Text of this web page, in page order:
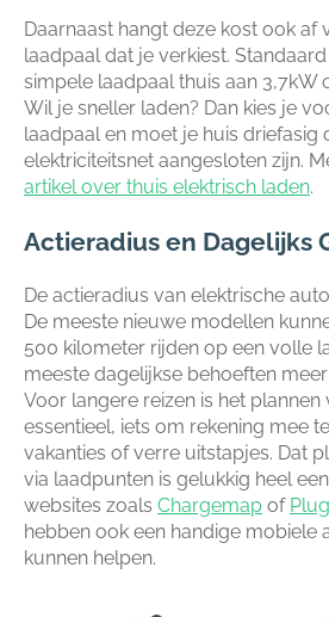
Daarnaast hangt deze kost ook af
laadpaal dat je verkiest.
simpele laadpaal thuis aan 3,7kW
Wil je sneller laden? Dan kies je
laadpaal en moet je huis driefasig
elektriciteitsnet aangesloten zijn.
artikel over thuis elektrisch laden.
Actieradius en Dagelijks
De actieradius van elektrische
De meeste nieuwe modellen
500 kilometer rijden op een volle
meeste dagelijkse behoeften
Voor langere reizen is het
essentieel, iets om rekening mee
vakanties of verre uitstapjes. Dat
via laadpunten is gelukkig heel
websites zoals Chargemap of
hebben ook een handige mobiele
kunnen helpen.